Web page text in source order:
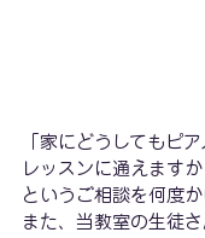
「家にどうしてもピ
レッスンに通えますか
というご相談を何度か
また、当教室の生徒さ